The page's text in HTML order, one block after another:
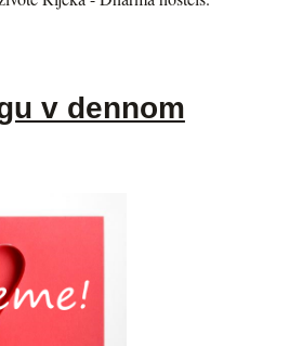
v dennom